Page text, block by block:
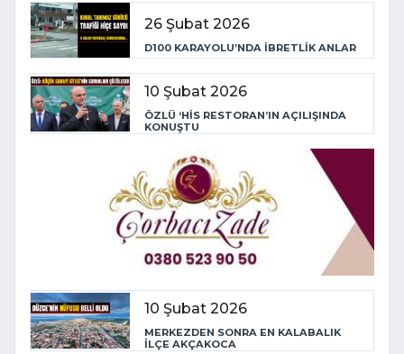
26 Şubat 2026
D100 KARAYOLU’NDA İBRETLİK ANLAR
10 Şubat 2026
ÖZLÜ ‘HİS RESTORAN’IN AÇILIŞINDA
KONUŞTU
10 Şubat 2026
MERKEZDEN SONRA EN KALABALIK
İLÇE AKÇAKOCA